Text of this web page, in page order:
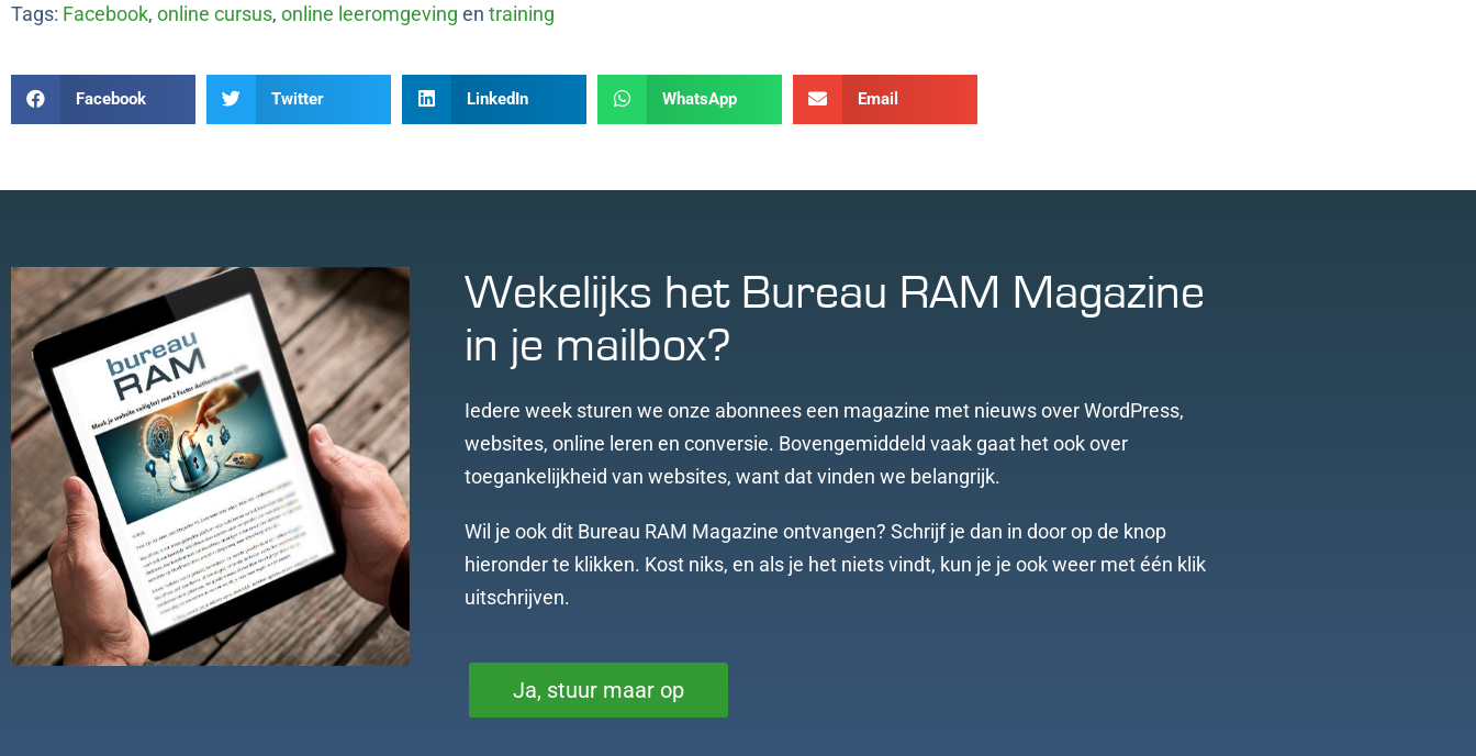
Tags: Facebook, online cursus, online leeromgeving en training
Facebook Twitter LinkedIn WhatsApp Email
Wekelijks het Bureau RAM Magazine
in je mailbox?
Iedere week sturen we onze abonnees een magazine met nieuws over WordPress,
websites, online leren en conversie. Bovengemiddeld vaak gaat het ook over
toegankelijkheid van websites, want dat vinden we belangrijk.
Wil je ook dit Bureau RAM Magazine ontvangen? Schrijf je dan in door op de knop
hieronder te klikken. Kost niks, en als je het niets vindt, kun je je ook weer met één klik
uitschrijven.
Ja, stuur maar op